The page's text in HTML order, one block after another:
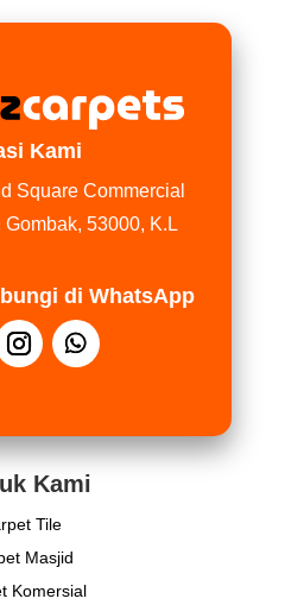
Kami
Square Commercial
53000, K.L
di WhatsApp
Kami
Tile
Masjid
Komersial